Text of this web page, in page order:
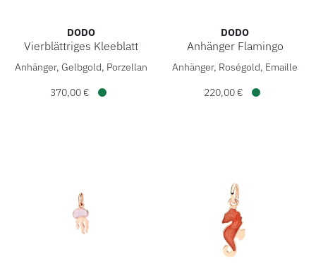
ACCESSOIRES
ÜBER UNS
DODO
Vierblättriges Kleeblatt
DoDo Vierblättriges Kleeblatt, Ref: DMC5016-CAMEO-
Anhänger, Gelbgold, Porzellan
370,00 €
DODO
Anhänger Flamingo
DoDo Anhänger Flamingo,
Anhänger, Roségold, Emaille
220,00 €